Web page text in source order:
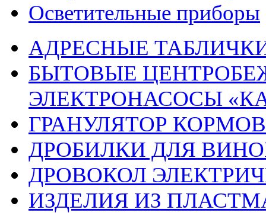
Осветительные приборы
АДРЕСНЫЕ
БЫТОВЫЕ
ЭЛЕКТРОНАСОСЫ
ГРАНУЛЯТОР
ДРОБИЛКИ ДЛЯ
ДРОВОКОЛ
ИЗДЕЛИЯ ИЗ